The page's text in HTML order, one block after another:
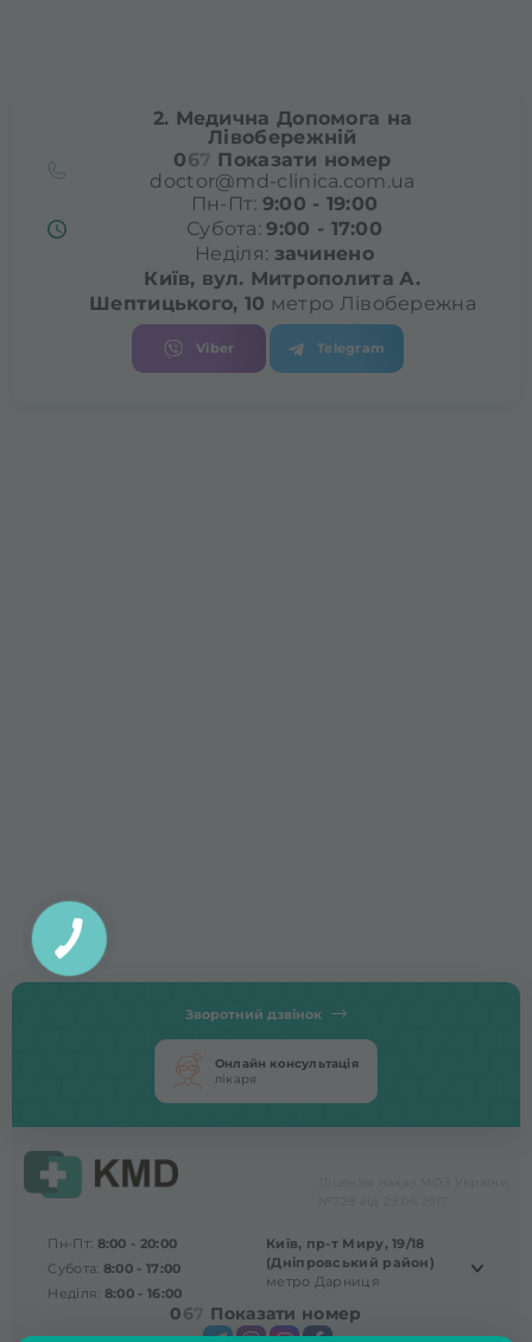
2. Медична Допомога на
Лівобережній
06
Показати номер
doctor@md-clinica.com.ua
Пн-Пт: 9:00 - 19:00
Субота: 9:00 - 17:00
Неділя: зачинено
Київ, вул. Митрополита А.
Шептицького, 10 метро Лівобережна
Viber Telegram
Зворотний дзвінок
Онлайн консультація
лікаря
Пн-Пт: 8:00 - 20:00
Субота: 8:00 - 17:00
Неділя: 8:00 - 16:00
06 Показати номер
Київ, пр-т Миру, 19/18
(Дніпровський район)
метро Дарниця